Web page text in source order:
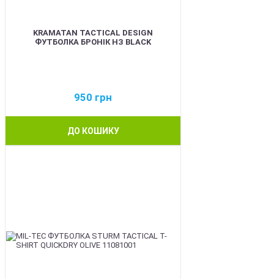
KRAMATAN TACTICAL DESIGN
ФУТБОЛКА БРОНІК НЗ BLACK
950 грн
ДО КОШИКУ